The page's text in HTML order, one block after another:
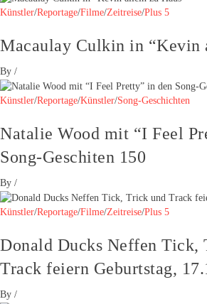
Künstler/Reportage/Filme/Zeitreise/Plus 5
Macaulay Culkin in “Kevin
By /
Künstler/Reportage/Künstler/Song-Geschichten
Natalie Wood mit “I Feel
Song-Geschiten 150
By /
Künstler/Reportage/Filme/Zeitreise/Plus 5
Donald Ducks Neffen Tick,
Track feiern Geburtstag,
By /